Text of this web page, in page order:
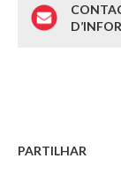
PARTILHAR